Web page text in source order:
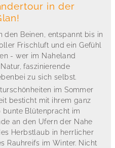
in der
den Beinen, entspannt bis in
Frischluft und ein Gefühl
- wer im Naheland
faszinierende
zu sich selbst.
im Sommer
besticht mit ihrem ganz
bunte Blütenpracht im
an den Ufern der Nahe
Herbstlaub in herrlicher
Rauhreifs im Winter. Nicht